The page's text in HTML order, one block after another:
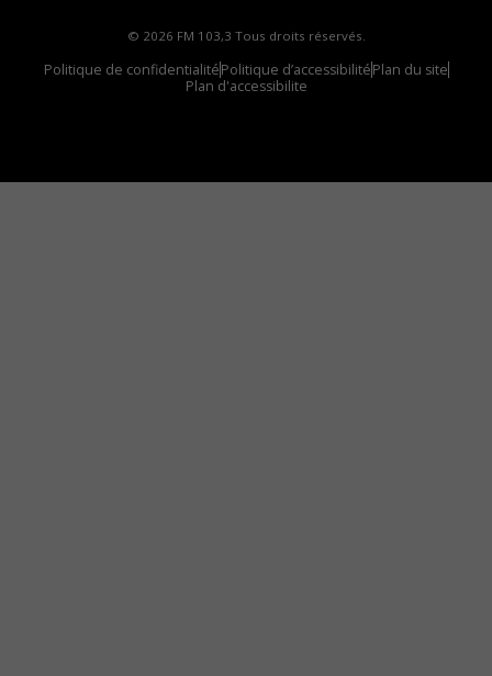
© 2026 FM 103,3 Tous droits réservés.
Politique de confidentialitéPolitique d’accessibilitéPlan du site
Plan d'accessibilite